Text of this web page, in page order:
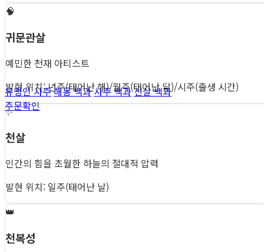
유명인 사주해몽 백과사주 백과신살 백과
주문확인
🧠
귀문관살
예민한 천재 아티스트
발현 위치: 년주(태어난 해)/월주(태어난 달)/시주(출생 시간)
✨
천살
인간의 힘을 초월한 하늘의 절대적 압력
발현 위치: 일주(태어난 날)
👑
천복성